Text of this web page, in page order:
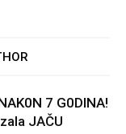
7 G0DlNA!
JAČU